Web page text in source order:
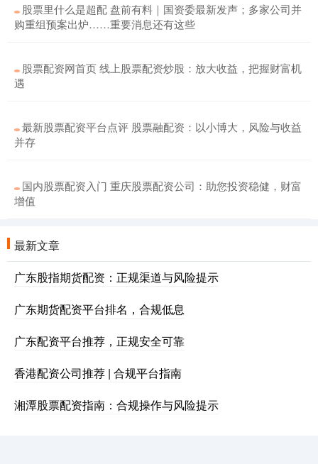
股票里什么是超配 盘前有料｜国资委最新发声；多家公司并
购重组预案出炉……重要消息还有这些
股票配资网首页 线上股票配资炒股：放大收益，把握财富机
遇
最新股票配资平台点评 股票融配资：以小博大，风险与收益
并存
国内股票配资入门 重庆股票配资公司：助您投资稳健，财富
增值
最新文章
广东股指期货配资：正规渠道与风险提示
广东期货配资平台排名，合规低息
广东配资平台推荐，正规安全可靠
香港配资公司推荐 | 合规平台指南
湘潭股票配资指南：合规操作与风险提示